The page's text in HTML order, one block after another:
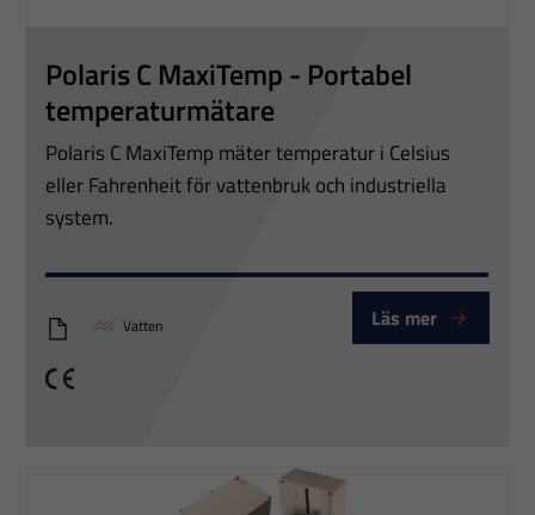
Polaris C MaxiTemp - Portabel
temperaturmätare
Polaris C MaxiTemp mäter temperatur i Celsius
eller Fahrenheit för vattenbruk och industriella
system.
Oxyguard-Polaris-C-Maxitemp-H03-25-Datasheet
Vatten Läs mer
CE